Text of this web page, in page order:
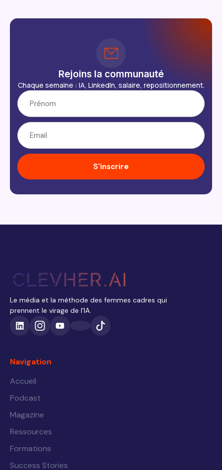
Rejoins la communauté
Chaque semaine : IA, LinkedIn, salaire, repositionnement.
S'inscrire
Le média et la méthode des femmes cadres qui
prennent le virage de l'IA.
Navigation
Accueil
Podcast
Magazine
Ressources
Formations
Success Stories